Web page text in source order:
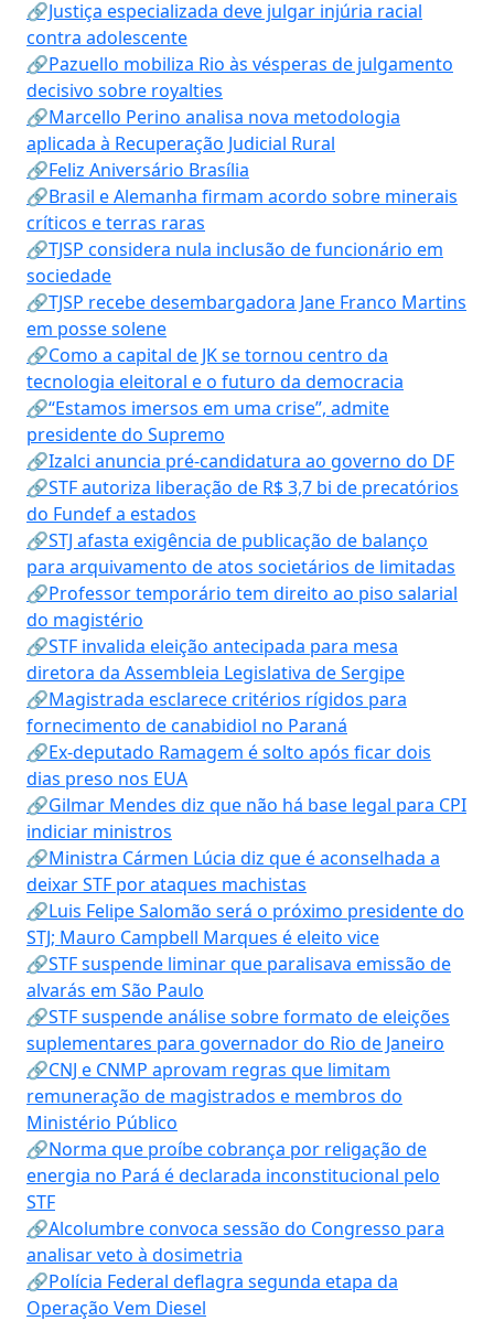
🔗Justiça especializada deve julgar injúria racial
contra adolescente
🔗Pazuello mobiliza Rio às vésperas de julgamento
decisivo sobre royalties
🔗Marcello Perino analisa nova metodologia
aplicada à Recuperação Judicial Rural
🔗Feliz Aniversário Brasília
🔗Brasil e Alemanha firmam acordo sobre minerais
críticos e terras raras
🔗TJSP considera nula inclusão de funcionário em
sociedade
🔗TJSP recebe desembargadora Jane Franco Martins
em posse solene
🔗Como a capital de JK se tornou centro da
tecnologia eleitoral e o futuro da democracia
🔗“Estamos imersos em uma crise”, admite
presidente do Supremo
🔗Izalci anuncia pré-candidatura ao governo do DF
🔗STF autoriza liberação de R$ 3,7 bi de precatórios
do Fundef a estados
🔗STJ afasta exigência de publicação de balanço
para arquivamento de atos societários de limitadas
🔗Professor temporário tem direito ao piso salarial
do magistério
🔗STF invalida eleição antecipada para mesa
diretora da Assembleia Legislativa de Sergipe
🔗Magistrada esclarece critérios rígidos para
fornecimento de canabidiol no Paraná
🔗Ex-deputado Ramagem é solto após ficar dois
dias preso nos EUA
🔗Gilmar Mendes diz que não há base legal para CPI
indiciar ministros
🔗Ministra Cármen Lúcia diz que é aconselhada a
deixar STF por ataques machistas
🔗Luis Felipe Salomão será o próximo presidente do
STJ; Mauro Campbell Marques é eleito vice
🔗STF suspende liminar que paralisava emissão de
alvarás em São Paulo
🔗STF suspende análise sobre formato de eleições
suplementares para governador do Rio de Janeiro
🔗CNJ e CNMP aprovam regras que limitam
remuneração de magistrados e membros do
Ministério Público
🔗Norma que proíbe cobrança por religação de
energia no Pará é declarada inconstitucional pelo
STF
🔗Alcolumbre convoca sessão do Congresso para
analisar veto à dosimetria
🔗Polícia Federal deflagra segunda etapa da
Operação Vem Diesel